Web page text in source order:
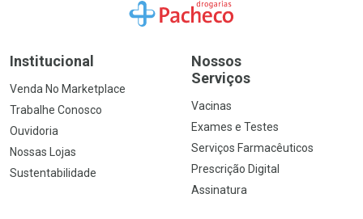
Ir para a Home
Institucional
Venda No Marketplace
Trabalhe Conosco
Ouvidoria
Nossas Lojas
Sustentabilidade
Nossos
Serviços
Vacinas
Exames e Testes
Serviços Farmacêuticos
Prescrição Digital
Assinatura